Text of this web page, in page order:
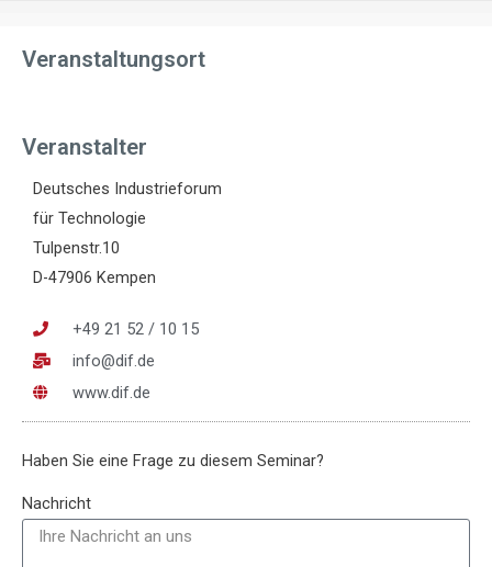
Veranstaltungsort
Veranstalter
Deutsches Industrieforum
für Technologie
Tulpenstr.10
D-47906 Kempen
+49 21 52 / 10 15
info@dif.de
www.dif.de
Haben Sie eine Frage zu diesem Seminar?
Nachricht